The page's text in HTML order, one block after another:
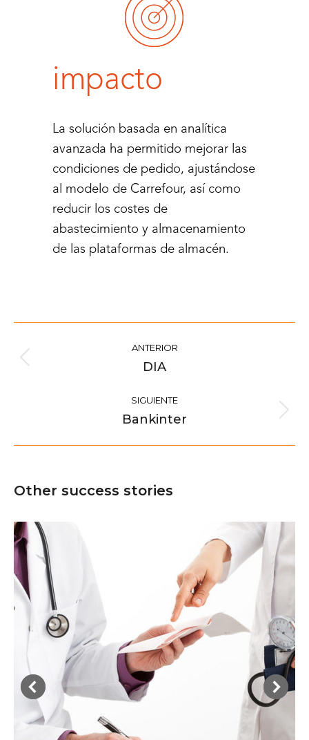
impacto
La solución basada en analítica
avanzada ha permitido mejorar las
condiciones de pedido, ajustándose
al modelo de Carrefour, así como
reducir los costes de
abastecimiento y almacenamiento
de las plataformas de almacén.
entre
ANTERIOR
Proyecto
DIA
SIGUIENTE
Proyecto
Bankinter
Other success stories